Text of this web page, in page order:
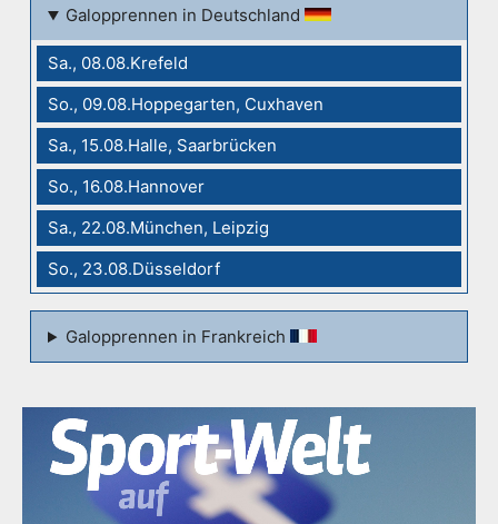
Galopprennen in Deutschland
Sa., 08.08.Krefeld
So., 09.08.Hoppegarten, Cuxhaven
Sa., 15.08.Halle, Saarbrücken
So., 16.08.Hannover
Sa., 22.08.München, Leipzig
So., 23.08.Düsseldorf
Galopprennen in Frankreich